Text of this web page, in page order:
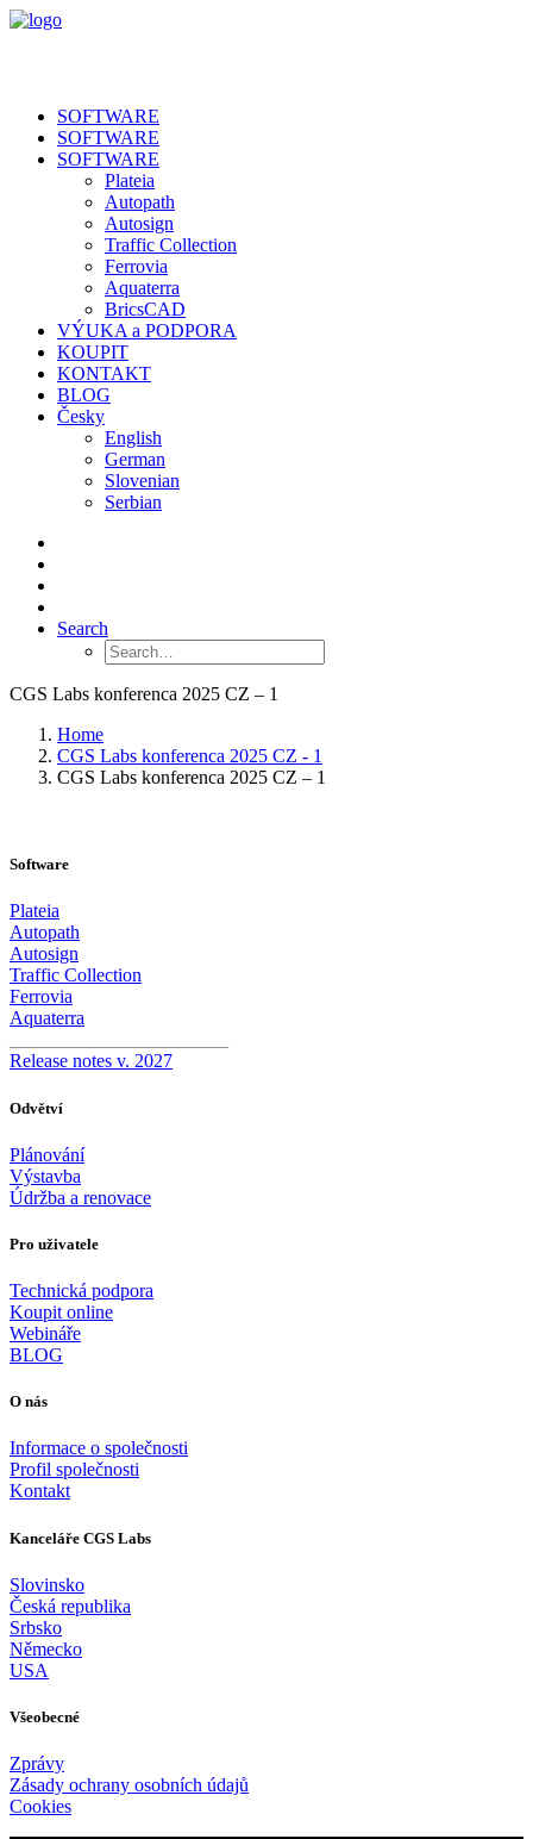
SOFTWARE
SOFTWARE
SOFTWARE
Plateia
Autopath
Autosign
Traffic Collection
Ferrovia
Aquaterra
BricsCAD
VÝUKA a PODPORA
KOUPIT
KONTAKT
BLOG
Česky
English
German
Slovenian
Serbian
Search
CGS Labs konferenca 2025 CZ – 1
Home
CGS Labs konferenca 2025 CZ - 1
CGS Labs konferenca 2025 CZ – 1
Software
Plateia
Autopath
Autosign
Traffic Collection
Ferrovia
Aquaterra
Release notes v. 2027
Odvětví
Plánování
Výstavba
Údržba a renovace
Pro uživatele
Technická podpora
Koupit online
Webináře
BLOG
O nás
Informace o společnosti
Profil společnosti
Kontakt
Kanceláře CGS Labs
Slovinsko
Česká republika
Srbsko
Německo
USA
Všeobecné
Zprávy
Zásady ochrany osobních údajů
Cookies